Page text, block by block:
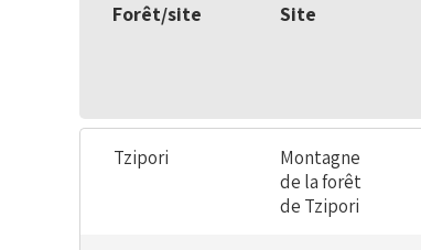
Forêt/site Site
Tzipori
Montagne
de la forêt
de Tzipori